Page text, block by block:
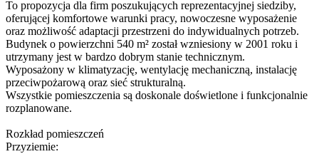
To propozycja dla firm poszukujących reprezentacyjnej siedziby,
oferującej komfortowe warunki pracy, nowoczesne wyposażenie
oraz możliwość adaptacji przestrzeni do indywidualnych potrzeb.
Budynek o powierzchni 540 m² został wzniesiony w 2001 roku i
utrzymany jest w bardzo dobrym stanie technicznym.
Wyposażony w klimatyzację, wentylację mechaniczną, instalację
przeciwpożarową oraz sieć strukturalną.
Wszystkie pomieszczenia są doskonale doświetlone i funkcjonalnie
rozplanowane.
Rozkład pomieszczeń
Przyziemie: